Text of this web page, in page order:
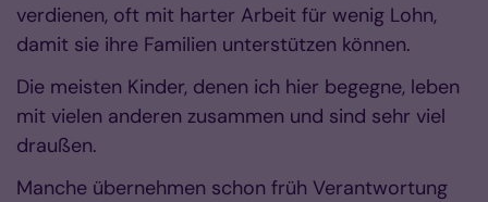
verdienen, oft mit harter Arbeit für wenig Lohn,
damit sie ihre Familien unterstützen können.
Die meisten Kinder, denen ich hier begegne, leben
mit vielen anderen zusammen und sind sehr viel
draußen.
Manche übernehmen schon früh Verantwortung